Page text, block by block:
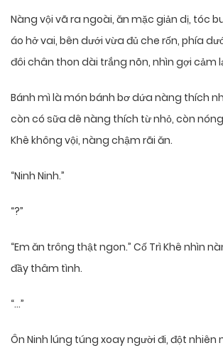
Nàng vội vã ra ngoài, ăn mặc giản dị, tóc
áo hở vai, bên dưới vừa đủ che rốn, phía
đôi chân thon dài trắng nõn, nhìn gợi cảm
Bánh mì là món bánh bơ dứa nàng thích
còn có sữa dê nàng thích từ nhỏ, còn nóng
Khê không vội, nàng chậm rãi ăn.
“Ninh Ninh.”
“?”
“Em ăn trông thật ngon.” Cố Trì Khê nhìn
đầy thâm tình.
“…”
Ôn Ninh lúng túng xoay người đi, đột nhiên